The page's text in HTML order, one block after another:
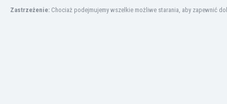
Zastrzeżenie: Chociaż podejmujemy wszelkie możliwe starania, aby zapewnić